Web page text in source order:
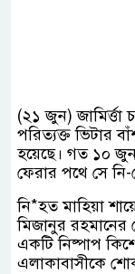
(২১ জুন) জামির্ত্তা
পরিত্যক্ত ভিটার
হয়েছে। গত ১০ জুন
ফেরার পথে সে
নি*হত মাহিয়া
মিজানুর রহমানের
একটি নিষ্পাপ
এলাকাবাসীকে